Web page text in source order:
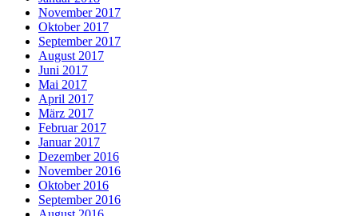
November 2017
Oktober 2017
September 2017
August 2017
Juni 2017
Mai 2017
April 2017
März 2017
Februar 2017
Januar 2017
Dezember 2016
November 2016
Oktober 2016
September 2016